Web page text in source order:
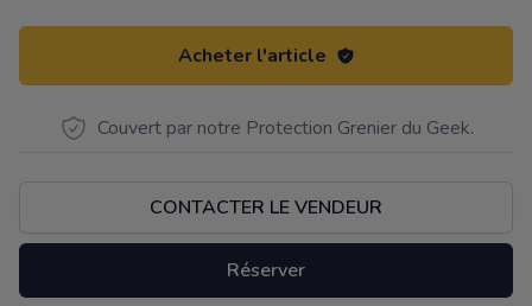
Acheter l'article
Couvert par notre Protection Grenier du Geek.
CONTACTER LE VENDEUR
Réserver